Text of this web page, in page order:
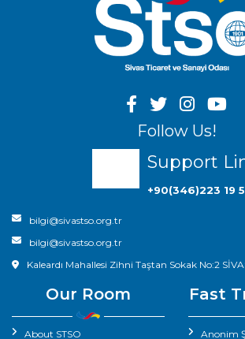
Follow Us!
Support
+90(346)223 19
bilgi@sivastso.org.tr
bilgi@sivastso.org.tr
Kaleardı Mahallesi Zihni Taştan Sokak No:2
Our Room
About STSO
Fast
Anonim